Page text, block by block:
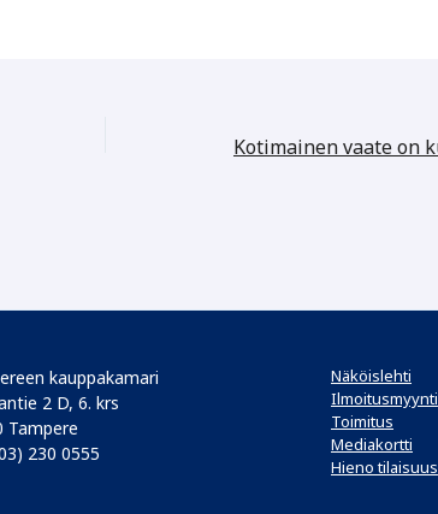
kauppakamari
2 D, 6. krs
Tampere
230 0555
Näköislehti
Ilmoitusmyynti
Toimitus
Mediakortti
Hieno tilaisuus